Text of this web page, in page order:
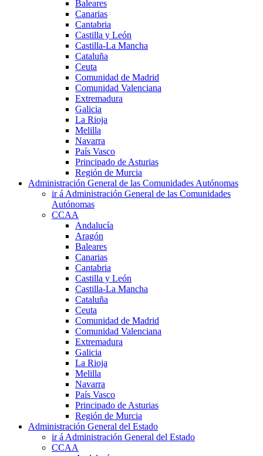
Baleares
Canarias
Cantabria
Castilla y León
Castilla-La Mancha
Cataluña
Ceuta
Comunidad de Madrid
Comunidad Valenciana
Extremadura
Galicia
La Rioja
Melilla
Navarra
País Vasco
Principado de Asturias
Región de Murcia
Administración General de las Comunidades Autónomas
ir á Administración General de las Comunidades
Autónomas
CCAA
Andalucía
Aragón
Baleares
Canarias
Cantabria
Castilla y León
Castilla-La Mancha
Cataluña
Ceuta
Comunidad de Madrid
Comunidad Valenciana
Extremadura
Galicia
La Rioja
Melilla
Navarra
País Vasco
Principado de Asturias
Región de Murcia
Administración General del Estado
ir á Administración General del Estado
CCAA